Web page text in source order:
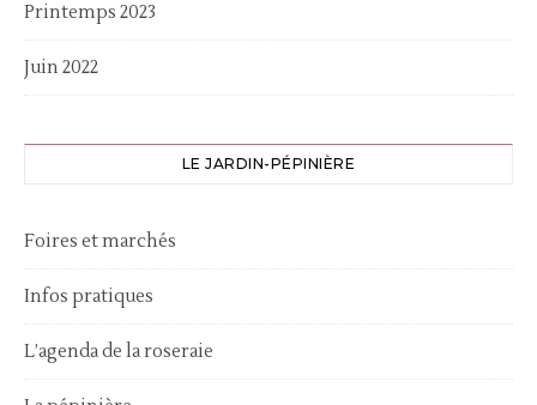
Printemps 2023
Juin 2022
LE JARDIN-PÉPINIÈRE
Foires et marchés
Infos pratiques
L’agenda de la roseraie